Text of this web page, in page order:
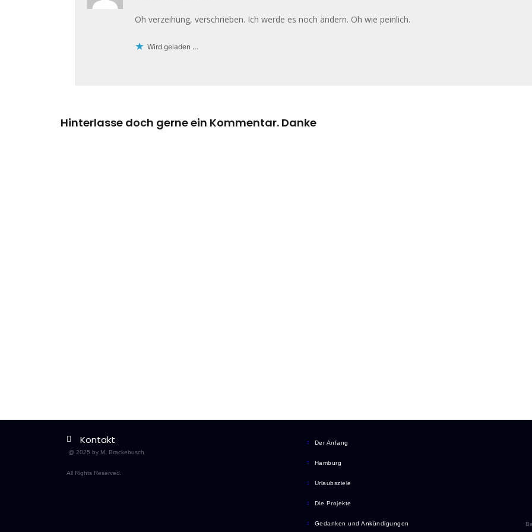
Oh verzeihung, verschrieben. Ich werde es noch ändern. Oh wie peinlich.
Wird geladen …
Hinterlasse doch gerne ein Kommentar. Danke
Kontakt
@ 2025 by M. Brackebusch
All Rights Reserved.
Der Anfang
Hamburg
Urlaubsziele
Die Projekte
Gedanken und Ankündigungen